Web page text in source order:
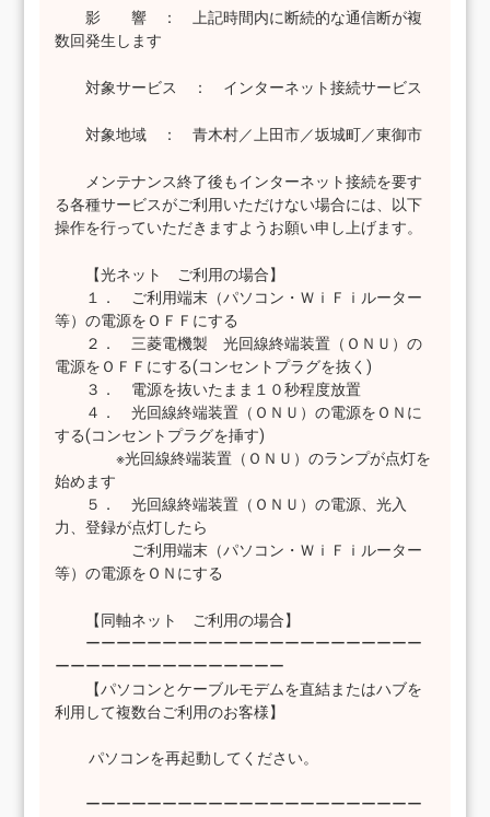
影 響 ： 上記時間内に断続的な通信断が複
数回発生します
対象サービス ： インターネット接続サービス
対象地域 ： 青木村／上田市／坂城町／東御市
メンテナンス終了後もインターネット接続を要す
る各種サービスがご利用いただけない場合には、以下
操作を行っていただきますようお願い申し上げます。
【光ネット ご利用の場合】
１． ご利用端末（パソコン・ＷｉＦｉルーター
等）の電源をＯＦＦにする
２． 三菱電機製 光回線終端装置（ＯＮＵ）の
電源をＯＦＦにする(コンセントプラグを抜く)
３． 電源を抜いたまま１０秒程度放置
４． 光回線終端装置（ＯＮＵ）の電源をＯＮに
する(コンセントプラグを挿す)
※光回線終端装置（ＯＮＵ）のランプが点灯を
始めます
５． 光回線終端装置（ＯＮＵ）の電源、光入
力、登録が点灯したら
ご利用端末（パソコン・ＷｉＦｉルーター
等）の電源をＯＮにする
【同軸ネット ご利用の場合】
ーーーーーーーーーーーーーーーーーーーーーー
ーーーーーーーーーーーーーーー
【パソコンとケーブルモデムを直結またはハブを
利用して複数台ご利用のお客様】
パソコンを再起動してください。
ーーーーーーーーーーーーーーーーーーーーーー